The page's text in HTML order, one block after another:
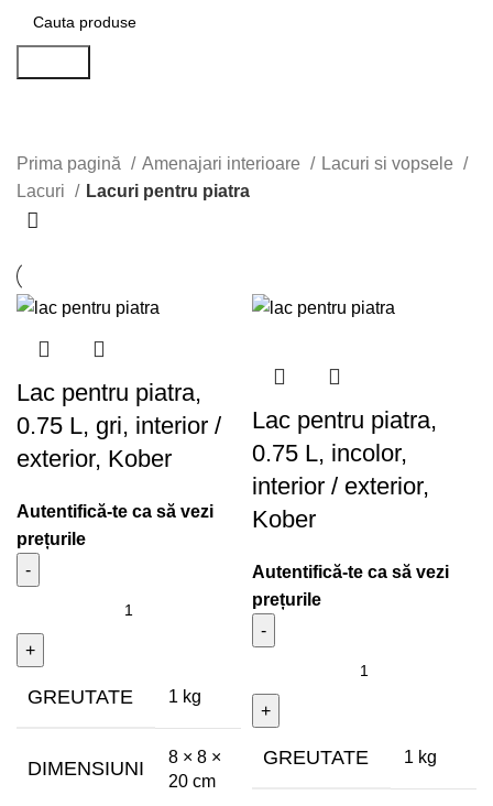
Categorii
Prima pagină Amenajari interioare
Lacuri si vopsele
Lacuri
Lacuri pentru piatra
Lac pentru piatra,
0.75 L, gri, interior /
exterior, Kober
Autentifică-te ca să vezi
prețurile
GREUTATE 1 kg
DIMENSIUNI
8 × 8 ×
20 cm
Lac pentru piatra,
0.75 L, incolor,
interior / exterior,
Kober
Autentifică-te ca să vezi
prețurile
GREUTATE 1 kg